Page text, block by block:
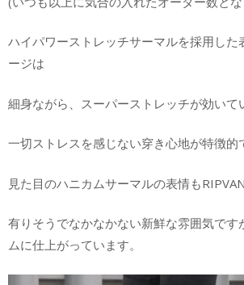
ハイパワーストレッチサーマルを採用した
ージは
細身ながら、スーパーストレッチが効いて
一切ストレスを感じない穿き心地が特徴的
見た目のハニカムサーマルの表情も
有りそうでなかなかない新鮮な雰囲気です
ムに仕上がっています。